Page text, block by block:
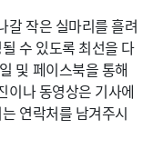
갈 작은 실마리를 흘려
수 있도록 최선을 다
및 페이스북을 통해
이나 동영상은 기사에
연락처를 남겨주시